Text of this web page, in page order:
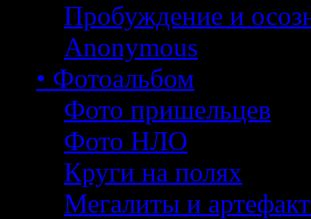
Пробуждение и
Anonymous
• Фотоальбом
Фото пришельцев
Фото НЛО
Круги на полях
Мегалиты и